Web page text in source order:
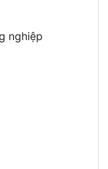
nghiệp